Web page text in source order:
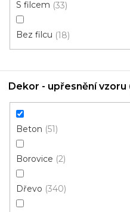
S filcem 33
Bez filcu 18
Dekor - upřesnění vzoru
Beton 51
Borovice 2
Dřevo 340